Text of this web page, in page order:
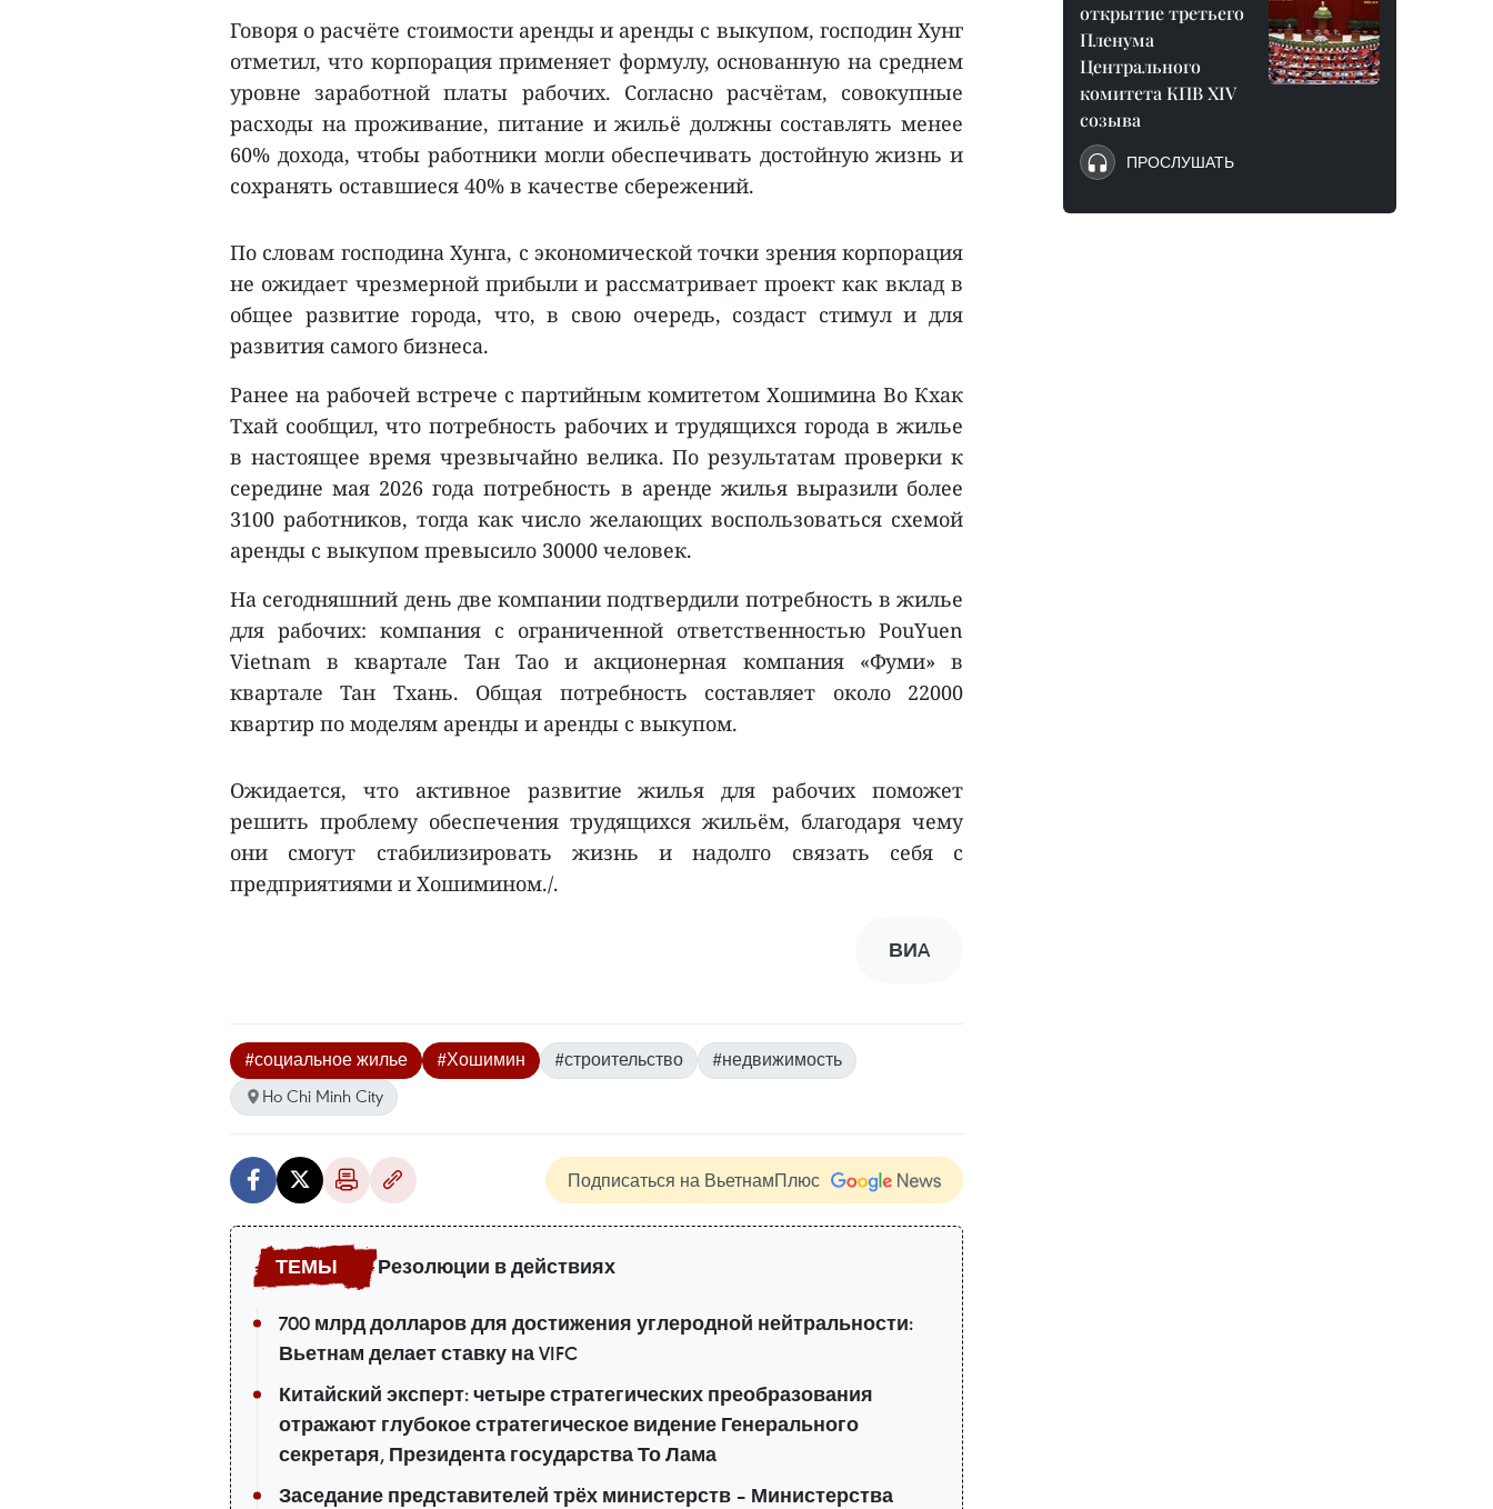
Говоря о расчёте стоимости аренды и аренды с выкупом, господин Хунг
отметил, что корпорация применяет формулу, основанную на среднем
уровне заработной платы рабочих. Согласно расчётам, совокупные
расходы на проживание, питание и жильё должны составлять менее
60% дохода, чтобы работники могли обеспечивать достойную жизнь и
сохранять оставшиеся 40% в качестве сбережений.
По словам господина Хунга, с экономической точки зрения корпорация
не ожидает чрезмерной прибыли и рассматривает проект как вклад в
общее развитие города, что, в свою очередь, создаст стимул и для
развития самого бизнеса.
Ранее на рабочей встрече с партийным комитетом Хошимина Во Кхак
Тхай сообщил, что потребность рабочих и трудящихся города в жилье
в настоящее время чрезвычайно велика. По результатам проверки к
середине мая 2026 года потребность в аренде жилья выразили более
3100 работников, тогда как число желающих воспользоваться схемой
аренды с выкупом превысило 30000 человек.
На сегодняшний день две компании подтвердили потребность в жилье
для рабочих: компания с ограниченной ответственностью PouYuen
Vietnam в квартале Тан Тао и акционерная компания «Фуми» в
квартале Тан Тхань. Общая потребность составляет около 22000
квартир по моделям аренды и аренды с выкупом.
Ожидается, что активное развитие жилья для рабочих поможет
решить проблему обеспечения трудящихся жильём, благодаря чему
они смогут стабилизировать жизнь и надолго связать себя с
предприятиями и Хошимином./.
ВИA
#социальное жилье #Хошимин #строительство
#недвижимость
Ho Chi Minh City
Подписаться на ВьетнамПлюс
Резолюции в действиях
700 млрд долларов для достижения углеродной нейтральности:
Вьетнам делает ставку на VIFC
Китайский эксперт: четыре стратегических преобразования
отражают глубокое стратегическое видение Генерального
секретаря, Президента государства То Лама
Заседание представителей трёх министерств – Министерства
открытие третьего
Пленума
Центрального
комитета КПВ XIV
созыва
ПРОСЛУШАТЬ